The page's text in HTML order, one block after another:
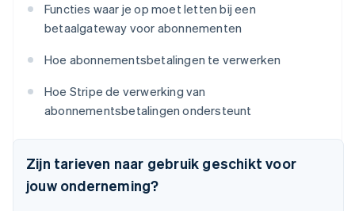
Functies waar je op moet letten bij een
betaalgateway voor abonnementen
Hoe abonnementsbetalingen te verwerken
Hoe Stripe de verwerking van
abonnementsbetalingen ondersteunt
Zijn tarieven naar gebruik geschikt voor
jouw onderneming?